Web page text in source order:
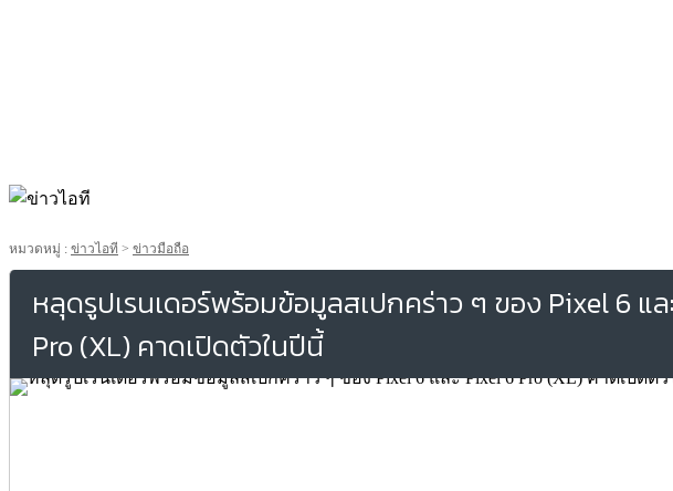
หมวดหมู่ : ข่าวไอที > ข่าวมือถือ
หลุดรูปเรนเดอร์พร้อมข้อมูลสเปกคร่าว ๆ ของ Pixel 6 แล
Pro (XL) คาดเปิดตัวในปีนี้